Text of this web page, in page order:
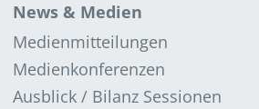
News & Medien
Medienmitteilungen
Medienkonferenzen
Ausblick / Bilanz Sessionen